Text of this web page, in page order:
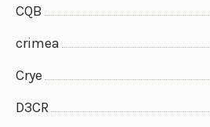
CQB
crimea
Crye
D3CR